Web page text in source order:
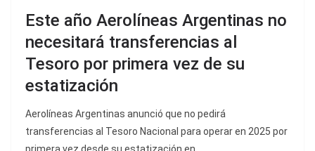
Este año Aerolíneas Argentinas no
necesitará transferencias al
Tesoro por primera vez de su
estatización
Aerolíneas Argentinas anunció que no pedirá
transferencias al Tesoro Nacional para operar en 2025 por